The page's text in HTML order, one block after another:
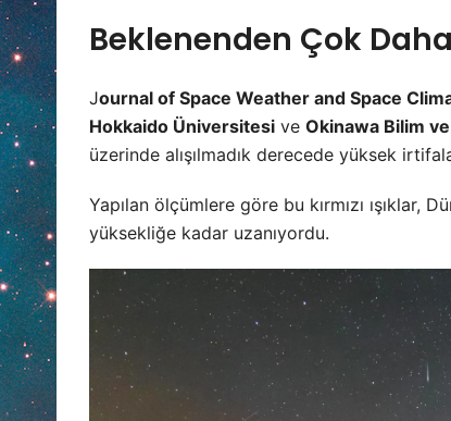
Beklenenden Çok
Journal of Space Weather and Space
Hokkaido Üniversitesi ve Okinawa Bilim
üzerinde alışılmadık derecede yüksek
Yapılan ölçümlere göre bu kırmızı ışıklar,
yüksekliğe kadar uzanıyordu.